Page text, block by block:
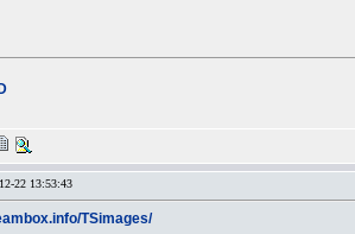
22 13:53:43
TSimages/